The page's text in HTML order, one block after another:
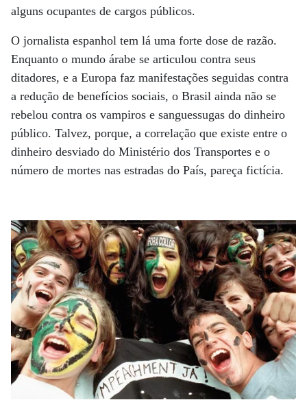
alguns ocupantes de cargos públicos.
O jornalista espanhol tem lá uma forte dose de razão.
Enquanto o mundo árabe se articulou contra seus
ditadores, e a Europa faz manifestações seguidas contra
a redução de benefícios sociais, o Brasil ainda não se
rebelou contra os vampiros e sanguessugas do dinheiro
público. Talvez, porque, a correlação que existe entre o
dinheiro desviado do Ministério dos Transportes e o
número de mortes nas estradas do País, pareça fictícia.